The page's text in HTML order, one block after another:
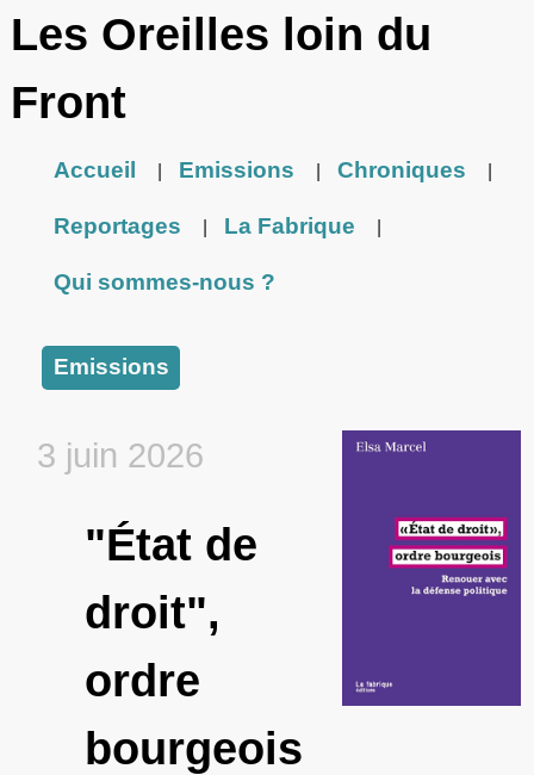
Les Oreilles loin du
Front
Accueil Emissions Chroniques
Reportages La Fabrique
Qui sommes-nous ?
Emissions
3 juin 2026
"État de
droit",
ordre
bourgeois